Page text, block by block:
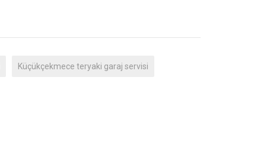
Küçükçekmece teryaki garaj servisi